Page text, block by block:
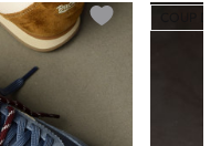
Add to wishlist